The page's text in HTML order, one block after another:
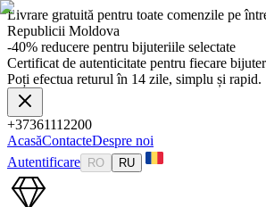
Livrare gratuită pentru toate comenzile pe
Republicii Moldova
-40% reducere pentru bijuteriile selectate
Certificat de autenticitate pentru fiecare
Poți efectua returul în 14 zile, simplu și rapid.
+37361112200
AcasăContacteDespre noi
Autentificare
RO RU